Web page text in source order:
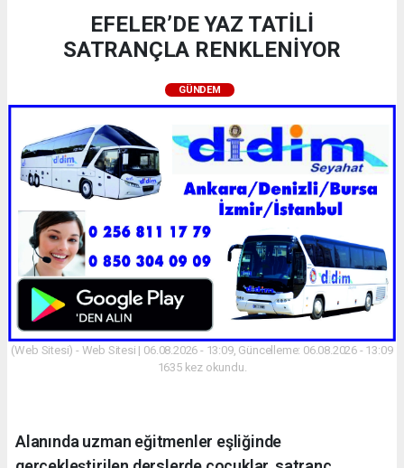
EFELER’DE YAZ TATİLİ
SATRANÇLA RENKLENİYOR
GÜNDEM
(Web Sitesi) - Web Sitesi | 06.08.2026 - 13:09, Güncelleme: 06.08.2026 - 13:09
1635 kez okundu.
Alanında uzman eğitmenler eşliğinde